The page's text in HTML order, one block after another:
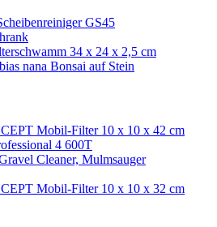
GS45
34 x 24 x 2,5 cm
nana Bonsai auf Stein
Mobil-Filter 10 x 10 x 42 cm
4 600T
Cleaner, Mulmsauger
Mobil-Filter 10 x 10 x 32 cm